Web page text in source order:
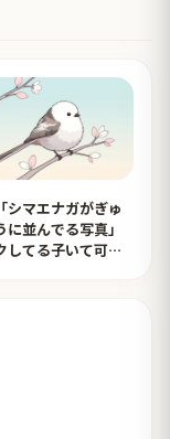
シマエナガがぎゅ
に並んでる写真」
してる子いて可愛